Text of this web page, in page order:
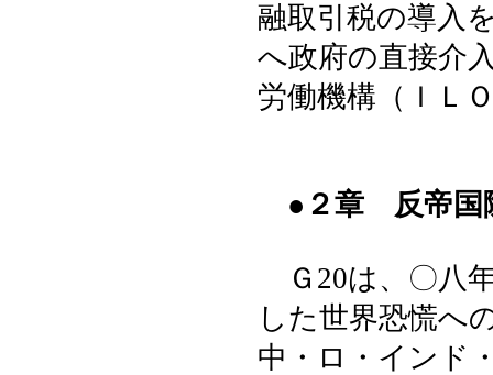
融取引税の導入
へ政府の直接介
労働機構（ＩＬ
●２章 反帝国
Ｇ20は、〇八
した世界恐慌へ
中・ロ・インド